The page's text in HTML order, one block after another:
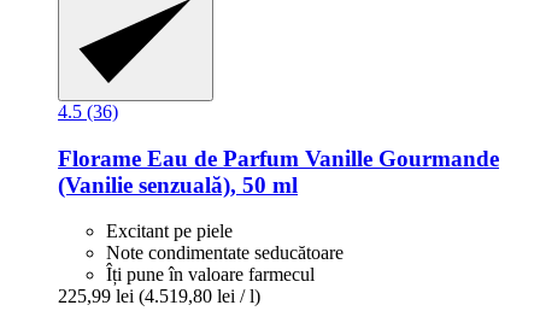
4.5 (36)
Florame Eau de Parfum Vanille Gourmande
(Vanilie senzuală), 50 ml
Excitant pe piele
Note condimentate seducătoare
Îți pune în valoare farmecul
225,99 lei (4.519,80 lei / l)